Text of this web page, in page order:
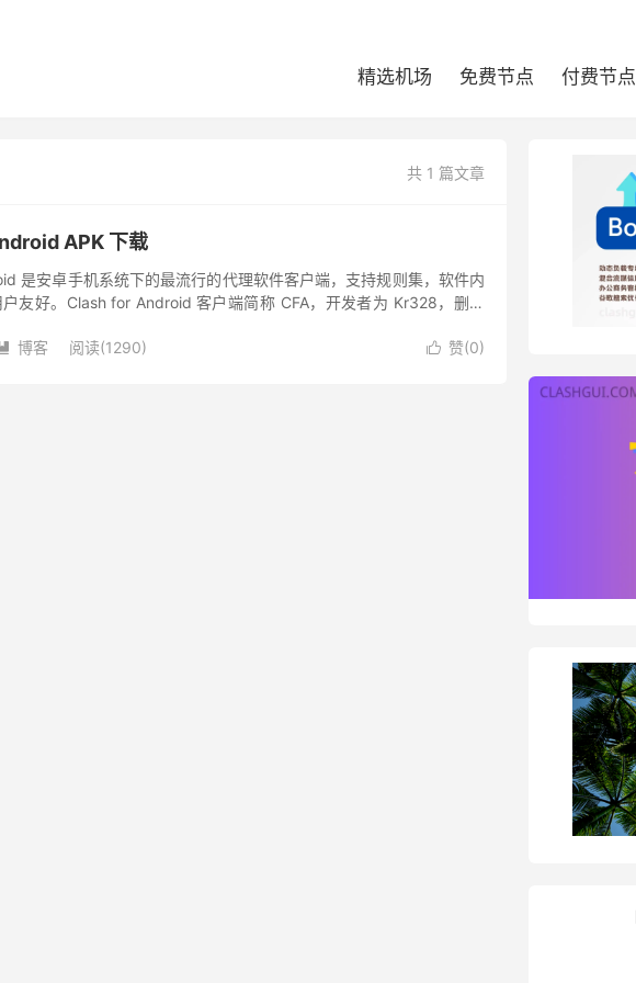
精选机场 免费节点 付费节点
共 1 篇文章
APK 下载
是安卓手机系统下的最流行的代理软件客户端，支持规则集，软件内
友好。Clash for Android 客户端简称 CFA，开发者为 Kr328，删库
 赞(0)
 博客 阅读(1290)